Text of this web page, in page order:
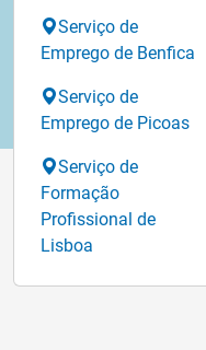
Serviço de
Emprego de Benfica
Serviço de
Emprego de Picoas
Serviço de
Formação
Profissional de
Lisboa